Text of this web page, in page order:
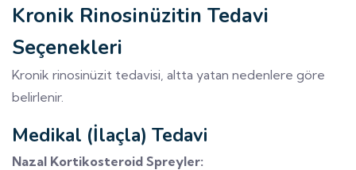
Kronik Rinosinüzitin Tedavi
Seçenekleri
Kronik rinosinüzit tedavisi, altta yatan nedenlere göre
belirlenir.
Medikal (İlaçla) Tedavi
Nazal Kortikosteroid Spreyler: